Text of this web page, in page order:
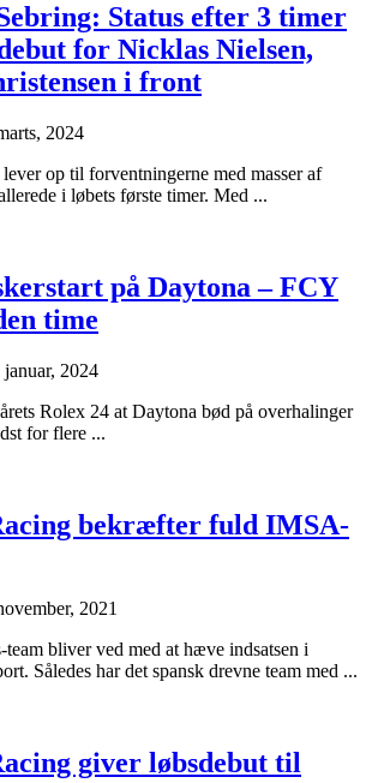
Status efter 3 timer
for Nicklas Nielsen,
i front
2024
op til forventningerne med masser af
i løbets første timer. Med ...
på Daytona – FCY
time
januar, 2024
Rolex 24 at Daytona bød på overhalinger
for flere ...
bekræfter fuld IMSA-
2021
bliver ved med at hæve indsatsen i
Således har det spansk drevne team med ...
giver løbsdebut til